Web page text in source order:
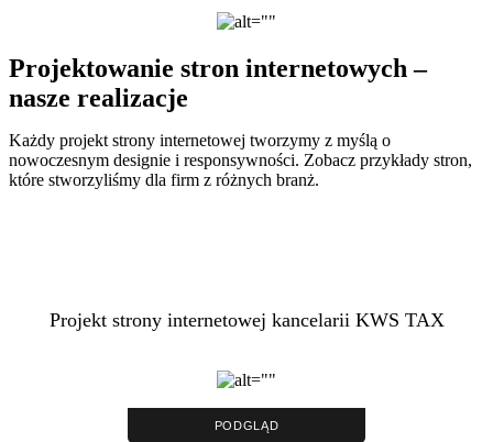
Projektowanie stron internetowych –
nasze realizacje
Każdy projekt strony internetowej tworzymy z myślą o
nowoczesnym designie i responsywności. Zobacz przykłady stron,
które stworzyliśmy dla firm z różnych branż.
PODGLĄD
Projekt strony internetowej kancelarii KWS TAX